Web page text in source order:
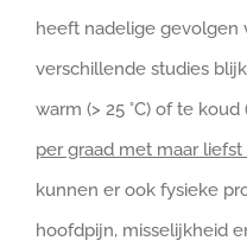
heeft nadelige gevolgen
verschillende studies
warm (> 25 °C) of te
per graad met maar liefst
kunnen er ook fysieke
hoofdpijn, misselijkheid